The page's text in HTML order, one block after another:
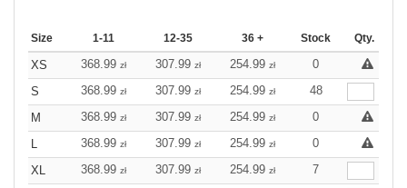
Size 1-11 12-35 36 + Stock Qty.
XS 368.99 zł 307.99 zł 254.99 zł
0
S
368.99 zł 307.99 zł 254.99 zł
48
M
368.99 zł 307.99 zł 254.99 zł
0
L
368.99 zł 307.99 zł 254.99 zł
0
XL
368.99 zł 307.99 zł 254.99 zł
7